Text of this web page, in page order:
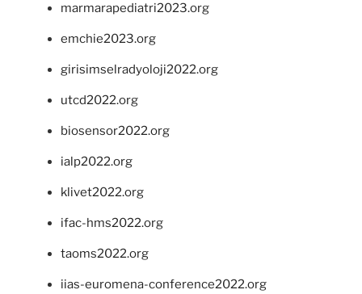
marmarapediatri2023.org
emchie2023.org
girisimselradyoloji2022.org
utcd2022.org
biosensor2022.org
ialp2022.org
klivet2022.org
ifac-hms2022.org
taoms2022.org
iias-euromena-conference2022.org